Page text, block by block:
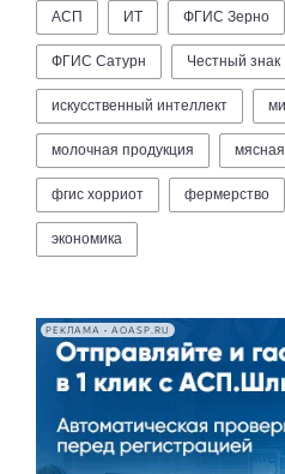
АСП ИТ ФГИС Зерно
ФГИС Сатурн Честный знак
искусственный интеллект
молочная продукция
фгис хорриот фермерство
экономика
РЕКЛАМА • AOASP.RU